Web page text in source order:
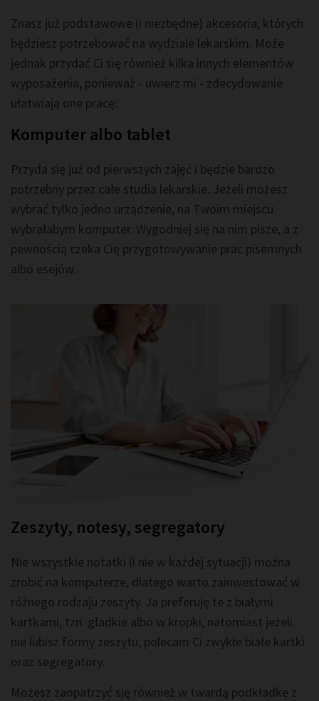
Znasz już podstawowe (i niezbędne) akcesoria, których
będziesz potrzebować na wydziale lekarskim. Może
jednak przydać Ci się również kilka innych elementów
wyposażenia, ponieważ - uwierz mi - zdecydowanie
ułatwiają one pracę:
Komputer albo tablet
Przyda się już od pierwszych zajęć i będzie bardzo
potrzebny przez całe studia lekarskie. Jeżeli możesz
wybrać tylko jedno urządzenie, na Twoim miejscu
wybrałabym komputer. Wygodniej się na nim pisze, a z
pewnością czeka Cię przygotowywanie prac pisemnych
albo esejów.
Zeszyty, notesy, segregatory
Nie wszystkie notatki (i nie w każdej sytuacji) można
zrobić na komputerze, dlatego warto zainwestować w
różnego rodzaju zeszyty. Ja preferuję te z białymi
kartkami, tzn. gładkie albo w kropki, natomiast jeżeli
nie lubisz formy zeszytu, polecam Ci zwykłe białe kartki
oraz segregatory.
Możesz zaopatrzyć się również w twardą podkładkę z